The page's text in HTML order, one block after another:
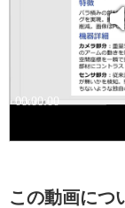
この動画につ